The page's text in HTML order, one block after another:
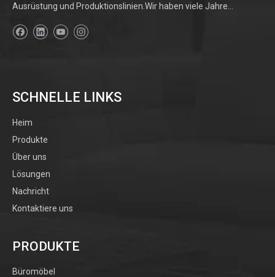
Ausrüstung und Produktionslinien.Wir haben viele Jahre...
SCHNELLE LINKS
Heim
Produkte
Über uns
Lösungen
Nachricht
Kontaktiere uns
PRODUKTE
Büromöbel